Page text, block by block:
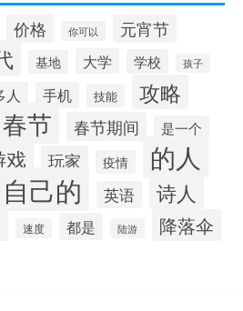
价格 你可以 元宵节
基地 大学 学校 孩子
人 手机 技能 攻略
春节 春节期间 是一个
戏 玩家 疫情 的人
自己的 英语 诗人
速度 都是 陆游 降落伞